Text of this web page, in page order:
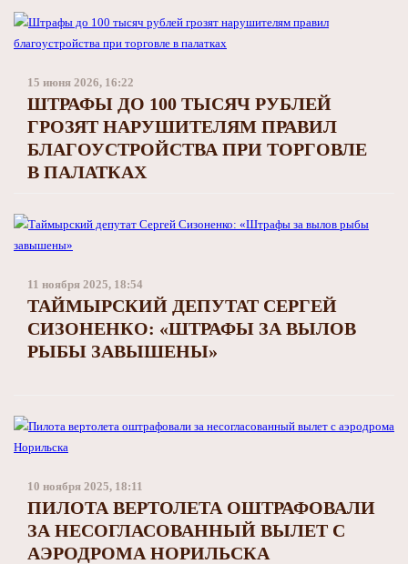
15 июня 2026, 16:22
ШТРАФЫ ДО 100 ТЫСЯЧ РУБЛЕЙ
ГРОЗЯТ НАРУШИТЕЛЯМ ПРАВИЛ
БЛАГОУСТРОЙСТВА ПРИ ТОРГОВЛЕ
В ПАЛАТКАХ
11 ноября 2025, 18:54
ТАЙМЫРСКИЙ ДЕПУТАТ СЕРГЕЙ
СИЗОНЕНКО: «ШТРАФЫ ЗА ВЫЛОВ
РЫБЫ ЗАВЫШЕНЫ»
10 ноября 2025, 18:11
ПИЛОТА ВЕРТОЛЕТА ОШТРАФОВАЛИ
ЗА НЕСОГЛАСОВАННЫЙ ВЫЛЕТ С
АЭРОДРОМА НОРИЛЬСКА